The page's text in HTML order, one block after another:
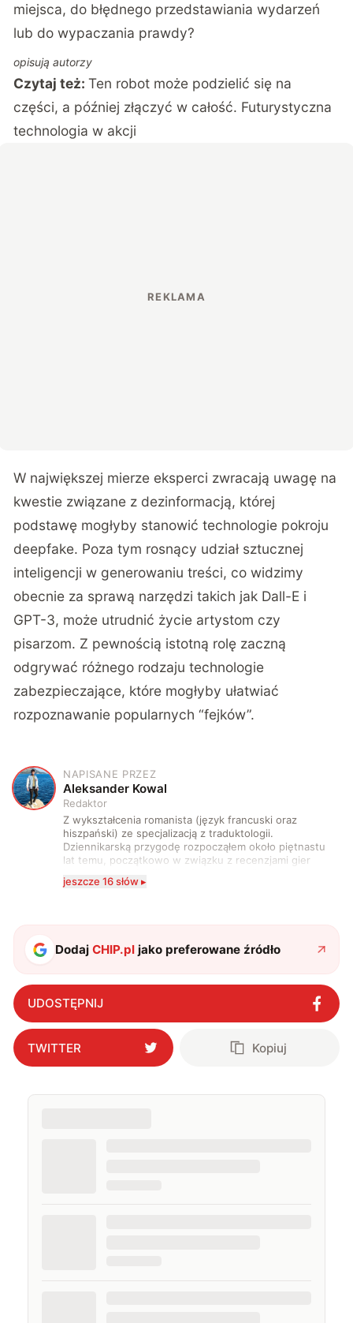
miejsca, do błędnego przedstawiania wydarzeń
lub do wypaczania prawdy?
opisują autorzy
Czytaj też:Ten robot może podzielić się na
części, a później złączyć w całość. Futurystyczna
technologia w akcji
W największej mierze eksperci zwracają uwagę na
kwestie związane z dezinformacją, której
podstawę mogłyby stanowić technologie pokroju
deepfake. Poza tym rosnący udział sztucznej
inteligencji w generowaniu treści, co widzimy
obecnie za sprawą narzędzi takich jak Dall-E i
GPT-3, może utrudnić życie artystom czy
pisarzom. Z pewnością istotną rolę zaczną
odgrywać różnego rodzaju technologie
zabezpieczające, które mogłyby ułatwiać
rozpoznawanie popularnych “fejków”.
A
NAPISANE PRZEZ
Aleksander Kowal
Redaktor
Z wykształcenia romanista (język francuski oraz
hiszpański) ze specjalizacją z traduktologii.
Dziennikarską przygodę rozpocząłem około piętnastu
lat temu, początkowo w związku z recenzjami gier
zdecydowanie częściej na tematy związane z nauką
także uprawiać oraz oglądać sport.
jeszcze 16 słów ▸
DodajCHIP.pl jako preferowane źródło
UDOSTĘPNIJ
TWITTER Kopiuj